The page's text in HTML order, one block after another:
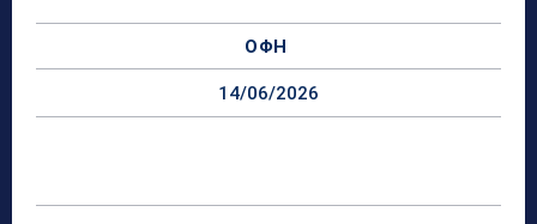
ΟΦΗ
14/06/2026